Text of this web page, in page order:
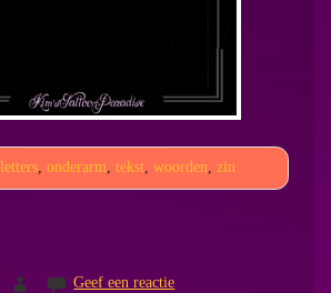
letters, onderarm, tekst, woorden, zin
Geef een reactie